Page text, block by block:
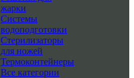
жарки
Системы
водоподготовки
Стерилизаторы
для ножей
Термоконтейнеры
Все категории